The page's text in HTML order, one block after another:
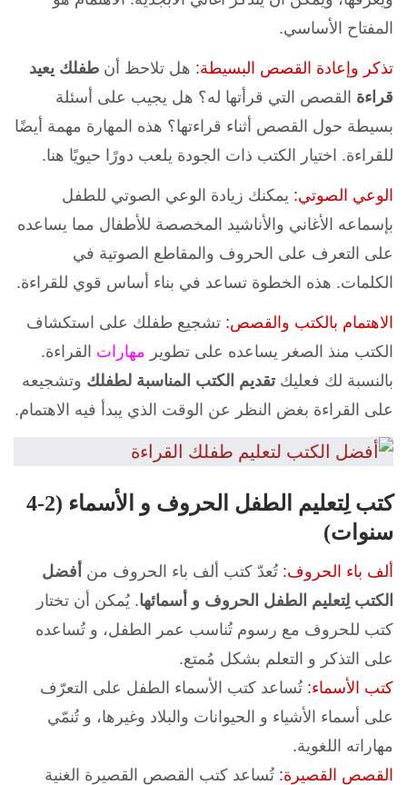
المفتاح الأساسي.
تذكر وإعادة القصص البسيطة: هل تلاحظ أن طفلك يعيد
قراءة القصص التي قرأتها له؟ هل يجيب على أسئلة
بسيطة حول القصص أثناء قراءتها؟ هذه المهارة مهمة أيضًا
للقراءة. اختيار الكتب ذات الجودة يلعب دورًا حيويًا هنا.
الوعي الصوتي: يمكنك زيادة الوعي الصوتي للطفل
بإسماعه الأغاني والأناشيد المخصصة للأطفال مما يساعده
على التعرف على الحروف والمقاطع الصوتية في
الكلمات. هذه الخطوة تساعد في بناء أساس قوي للقراءة.
الاهتمام بالكتب والقصص: تشجيع طفلك على استكشاف
الكتب منذ الصغر يساعده على تطوير مهارات القراءة.
بالنسبة لك فعليكتقديم الكتب المناسبة لطفلك وتشجيعه
على القراءة بغض النظر عن الوقت الذي يبدأ فيه الاهتمام.
كتب لِتعليم الطفل الحروف و الأسماء (2-4
سنوات)
ألف باء الحروف: تُعدّ كتب ألف باء الحروف من أفضل
الكتب لِتعليم الطفل الحروف و أسمائها. يُمكن أن تختار
كتب للحروف مع رسوم تُناسب عمر الطفل، و تُساعده
على التذكر و التعلم بشكل مُمتع.
كتب الأسماء: تُساعد كتب الأسماء الطفل على التعرّف
على أسماء الأشياء و الحيوانات والبلاد وغيرها، و تُنمّي
مهاراته اللغوية.
القصص القصيرة: تُساعد كتب القصص القصيرة الغنية